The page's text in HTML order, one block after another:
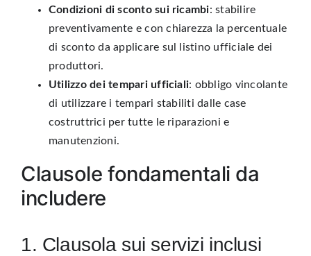
Condizioni di sconto sui ricambi: stabilire
preventivamente e con chiarezza la percentuale
di sconto da applicare sul listino ufficiale dei
produttori.
Utilizzo dei tempari ufficiali: obbligo vincolante
di utilizzare i tempari stabiliti dalle case
costruttrici per tutte le riparazioni e
manutenzioni.
Clausole fondamentali da
includere
1. Clausola sui servizi inclusi